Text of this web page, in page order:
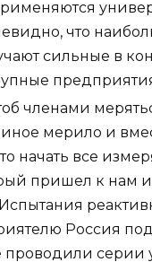
что
сильные в
членами
мерило и
начать все
пришел к нам
Россия
серии